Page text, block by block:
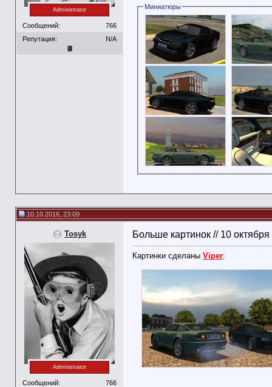
Administrator
Сообщений:
766
Репутация:
N/A
Миниатюры
10.10.2016, 23:09
Tosyk
Administrator
Сообщений:
766
Больше картинок // 10
Картинки сделаны Viper: